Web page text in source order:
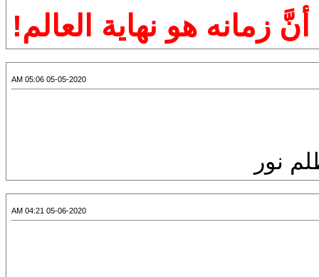
زمانه هو نهاية العالم!
05-05-2020 05:06 AM
نور
05-06-2020 04:21 AM